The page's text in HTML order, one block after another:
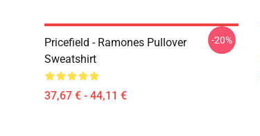
Pricefield - Ramones Pullover
Sweatshirt
37,67 € - 44,11 €
-20%